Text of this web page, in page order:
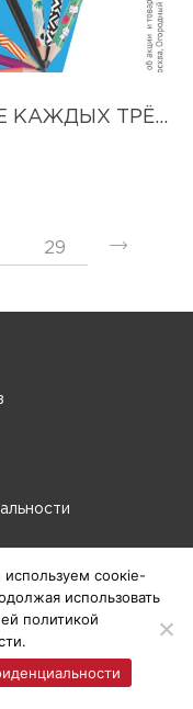
СКИДКА 15% ПРИ ПОКУПКЕ КАЖДЫХ ТРЁХ КАРАНДАШЕЙ ИЗ ПОДБОРКИ
29
66-Б
соокіе-
использовать
политикой